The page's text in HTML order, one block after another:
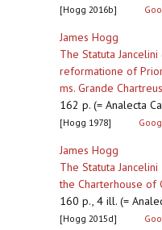
[Hogg 2016b]
James Hogg
The Statuta
reformatione of
ms. Grande
162 p. (= Analecta
[Hogg 1978]
James Hogg
The Statuta
the Charterhouse of
160 p., 4 ill. (=
[Hogg 2015d]